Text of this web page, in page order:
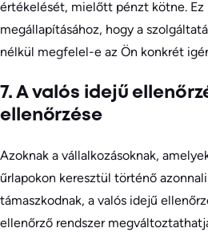
értékelését, mielőtt pénzt kötne. Ez
megállapításához, hogy a
nélkül megfelel-e az Ön konkrét
7. A valós idejű
ellenőrzése
Azoknak a vállalkozásoknak,
űrlapokon keresztül történő
támaszkodnak, a valós idejű
ellenőrző rendszer